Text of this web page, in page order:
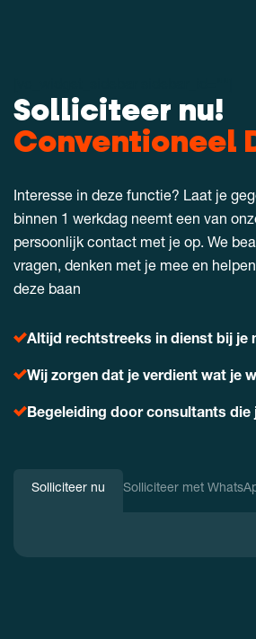
Solliciteer nu!
Conventioneel
Interesse in deze functie? Laat je
binnen 1 werkdag neemt een van
persoonlijk contact met je op. We
vragen, denken met je mee en
deze baan
Altijd rechtstreeks in dienst bij je
Wij zorgen dat je verdient wat je
Begeleiding door consultants die
Solliciteer nu Solliciteer met